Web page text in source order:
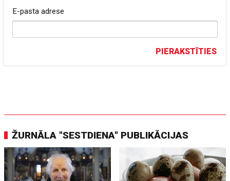
E-pasta adrese
PIERAKSTĪTIES
ŽURNĀLA "SESTDIENA" PUBLIKĀCIJAS